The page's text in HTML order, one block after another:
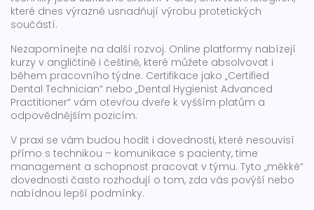
které dnes výrazně usnadňují výrobu protetických
součástí.
Nezapomínejte na další rozvoj. Online platformy nabízejí
kurzy v angličtině i češtině, které můžete absolvovat i
během pracovního týdne. Certifikace jako „Certified
Dental Technician“ nebo „Dental Hygienist Advanced
Practitioner“ vám otevřou dveře k vyšším platům a
odpovědnějším pozicím.
V praxi se vám budou hodit i dovednosti, které nesouvisí
přímo s technikou – komunikace s pacienty, time
management a schopnost pracovat v týmu. Tyto „měkké“
dovednosti často rozhodují o tom, zda vás povýší nebo
nabídnou lepší podmínky.